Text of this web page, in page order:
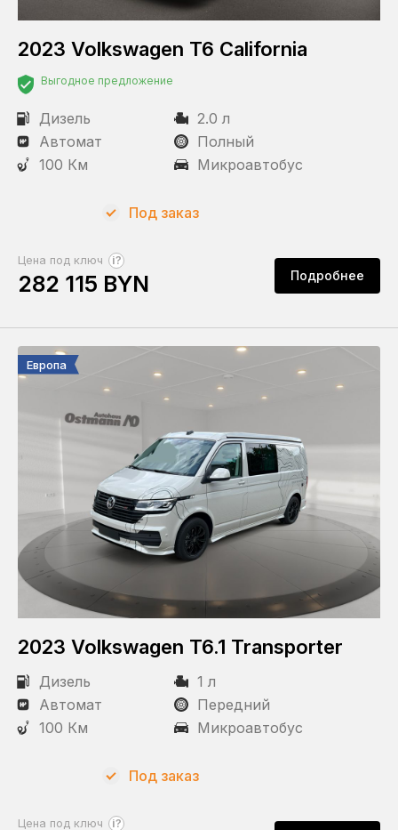
2023 Volkswagen T6 California
Выгодное предложение
Дизель
2.0 л
Автомат
Полный
100 Км
Микроавтобус
Цена под ключ ?
282 115 BYN Подробнее
Под заказ
Европа
2023 Volkswagen T6.1 Transporter
Дизель
1 л
Автомат
Передний
100 Км
Микроавтобус
Цена под ключ ?
Под заказ